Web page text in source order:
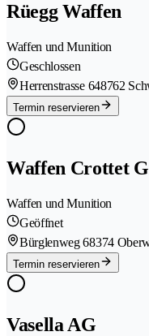
Rüegg Waffen
Waffen und Munition
Geschlossen
Herrenstrasse 648762
Termin reservieren
Waffen Crottet
Waffen und Munition
Geöffnet
Bürglenweg 68374
Termin reservieren
Vasella AG